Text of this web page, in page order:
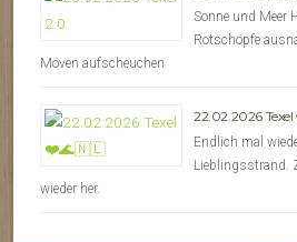
Sonne und Meer
Rotschöpfe
Möven aufscheuchen
22.02.2026
Endlich mal
Lieblingsstrand.
wieder her.